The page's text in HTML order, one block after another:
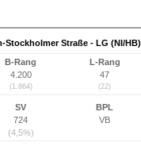
Stockholmer Straße - LG (NI/HB)
B-Rang
4.200
(1.864)
L-Rang
47
(22)
SV
724
(4,5%)
BPL
VB